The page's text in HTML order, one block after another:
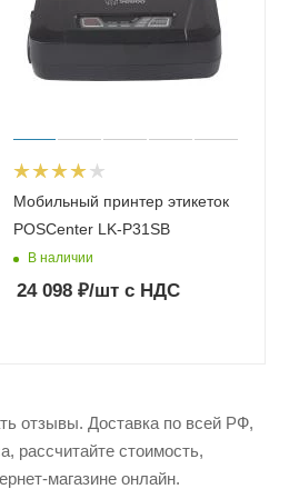
Мобильный принтер этикеток
POSCenter LK-P31SB
В наличии
24 098₽/штс НДС
отзывы. Доставка по всей РФ,
рассчитайте стоимость,
магазине онлайн.